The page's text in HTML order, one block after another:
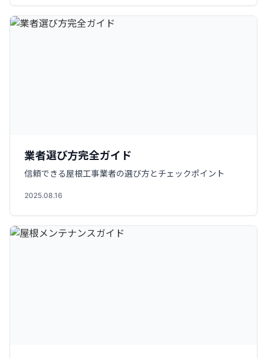
業者選び方完全ガイド
信頼できる屋根工事業者の選び方とチェックポイント
2025.08.16